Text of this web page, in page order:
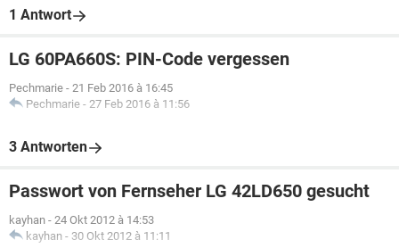
1 Antwort
LG 60PA660S: PIN-Code vergessen
Pechmarie - 21 Feb 2016 à 16:45
Pechmarie - 27 Feb 2016 à 11:56
3 Antworten
Passwort von Fernseher LG 42LD650 gesucht
kayhan - 24 Okt 2012 à 14:53
kayhan - 30 Okt 2012 à 11:11